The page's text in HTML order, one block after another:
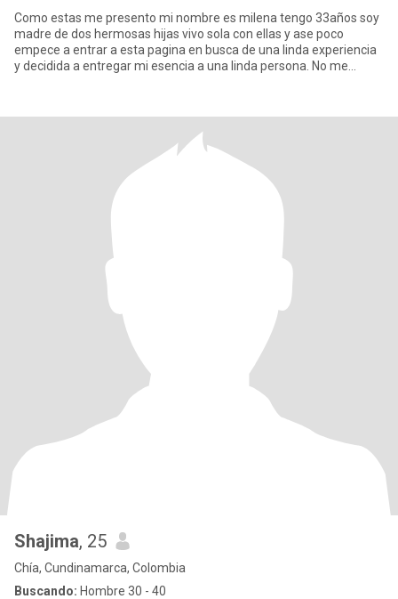
Como estas me presento mi nombre es milena tengo 33años soy
madre de dos hermosas hijas vivo sola con ellas y ase poco
empece a entrar a esta pagina en busca de una linda experiencia
y decidida a entregar mi esencia a una linda persona. No me
Shajima, 25
Chía, Cundinamarca, Colombia
Buscando: Hombre 30 - 40